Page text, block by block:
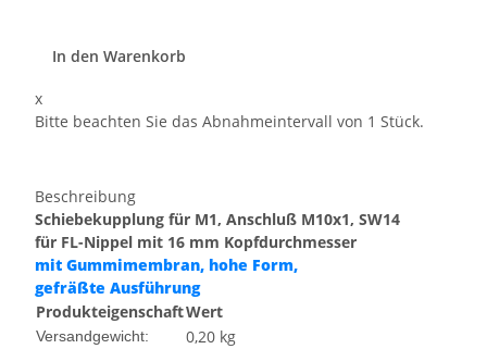
In den Warenkorb
x
Bitte beachten Sie das Abnahmeintervall von 1 Stück.
Beschreibung
Schiebekupplung für M1, Anschluß M10x1, SW14
für FL-Nippel mit 16 mm Kopfdurchmesser
mit Gummimembran, hohe Form,
gefräßte Ausführung
ProdukteigenschaftWert
Versandgewicht: 0,20 kg